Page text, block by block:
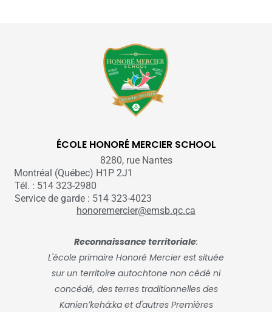
ÉCOLE HONORÉ MERCIER SCHOOL
8280, rue Nantes
Montréal (Québec) H1P 2J1
Tél. : 514 323-2980
Service de garde : 514 323-4023
honoremercier@emsb.qc.ca
Reconnaissance territoriale:
L'école primaire Honoré Mercier est située
sur un territoire autochtone non cédé ni
concédé, des terres traditionnelles des
Kanienʼkehá:ka et d'autres Premières